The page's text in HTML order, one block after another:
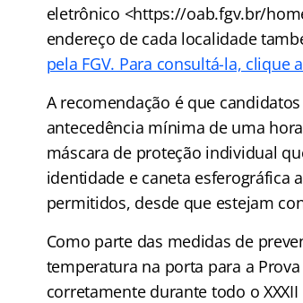
eletrônico <https://oab.fgv.br/
endereço de cada localidade
pela FGV. Para consultá-la, clique
A recomendação é que
antecedência mínima de uma
máscara de proteção individual
identidade e caneta esferográfica
permitidos, desde que estejam
Como parte das medidas de
temperatura na porta para a
corretamente durante todo o